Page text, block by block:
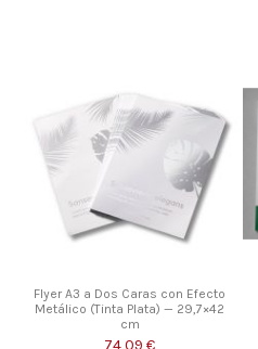
Flyer A3 a Dos Caras con Efecto
Metálico (Tinta Plata) — 29,7×42
cm